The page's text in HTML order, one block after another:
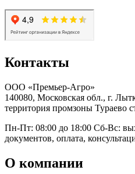
Контакты
ООО «Премьер-Агро»
140080, Московская обл., г.
территория промзоны Тураево
Пн-Пт: 08:00 до 18:00 Сб-Вс:
документов, оплата,
О компании